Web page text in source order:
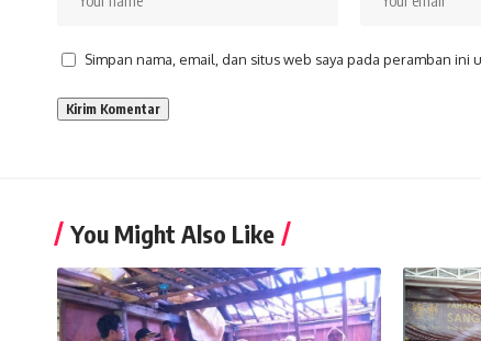
Simpan nama, email, dan situs web saya pada peramban ini
You Might Also Like